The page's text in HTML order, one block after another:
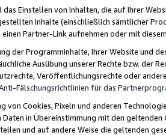
das Einstellen von Inhalten, die auf Ihrer
Inhalte (einschließlich sämtlicher
Partner-Link aufnehmen oder mit
der Programminhalte, Ihrer Website und
Ausübung unserer Rechte bzw. der
Veröffentlichungsrechte oder
Fälschungsrichtlinien für das
von Cookies, Pixeln und anderen
Daten in Übereinstimmung mit den
und auf andere Weise die geltenden